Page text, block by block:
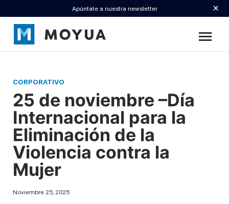
Apúntate a nuestra newsletter ×
CORPORATIVO
25 de noviembre –Día
Internacional para la
Eliminación de la
Violencia contra la
Mujer
Noviembre 25, 2025